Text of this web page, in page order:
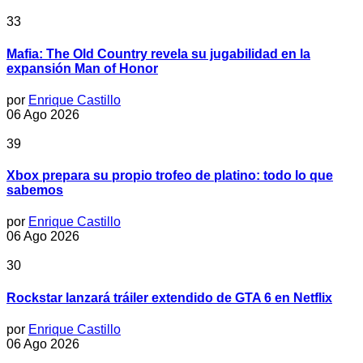
33
Mafia: The Old Country revela su jugabilidad en la
expansión Man of Honor
por Enrique Castillo
06 Ago 2026
39
Xbox prepara su propio trofeo de platino: todo lo que
sabemos
por Enrique Castillo
06 Ago 2026
30
Rockstar lanzará tráiler extendido de GTA 6 en Netflix
por Enrique Castillo
06 Ago 2026